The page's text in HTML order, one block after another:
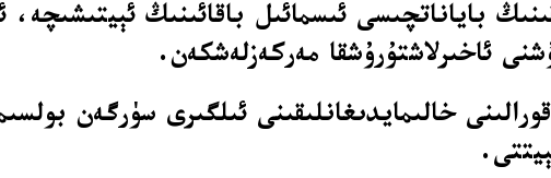
باياناتچىسى ئىسمائىل باقائىنىڭ
ئاخىرلاشتۇرۇشقا مەركەزلەشكەن.
خالىمايدىغانلىقىنى ئىلگىرى سۈرگەن